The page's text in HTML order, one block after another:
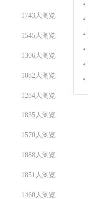
1743人浏览
1545人浏览
1306人浏览
1082人浏览
1284人浏览
1835人浏览
1570人浏览
1888人浏览
1851人浏览
1460人浏览